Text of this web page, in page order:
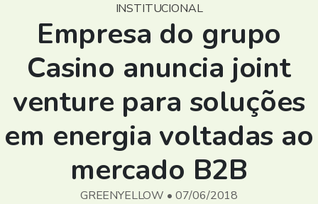
INSTITUCIONAL
Empresa do grupo
Casino anuncia joint
venture para soluções
em energia voltadas ao
mercado B2B
GREENYELLOW • 07/06/2018